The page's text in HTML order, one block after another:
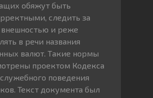
обяжут быть
следить за
и реже
в речи названия
валют. Такие нормы
проектом Кодекса
поведения
Текст документа был